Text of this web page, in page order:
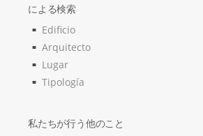
による検索
Edificio
Arquitecto
Lugar
Tipología
私たちが行う他のこと